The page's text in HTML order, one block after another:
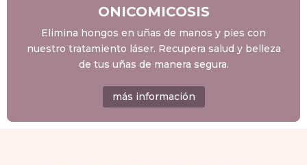
ONICOMICOSIS
Elimina hongos en uñas de manos y pies con
nuestro tratamiento láser. Recupera salud y belleza
de tus uñas de manera segura.
más información